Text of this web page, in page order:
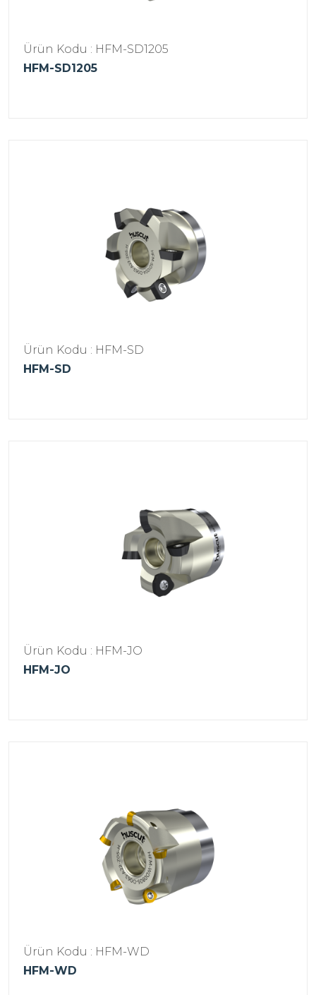
Ürün Kodu : HFM-SD1205
HFM-SD1205
Ürün Kodu : HFM-SD
HFM-SD
Ürün Kodu : HFM-JO
HFM-JO
Ürün Kodu : HFM-WD
HFM-WD